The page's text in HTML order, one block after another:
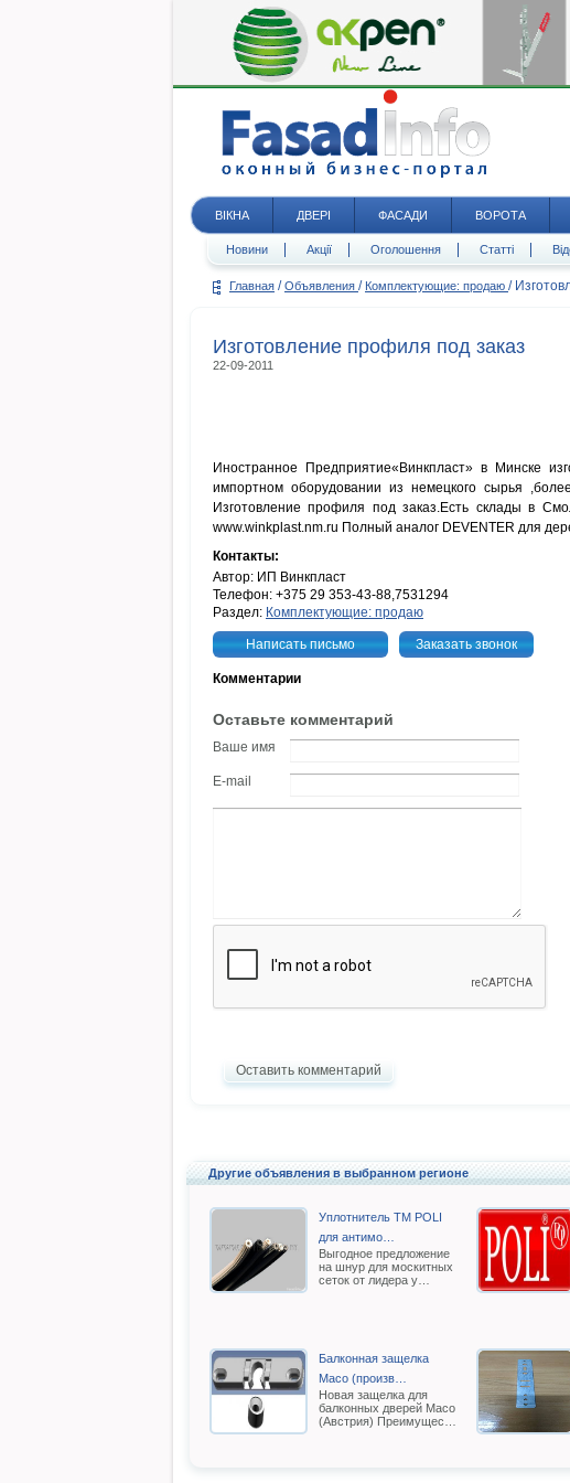
ВІКНА ДВЕРІ ФАСАДИ ВОРОТА
Новини Акції Оголошення Статті
Главная / Объявления / Комплектующие: продаю /
Изготовление профиля под заказ
22-09-2011
Иностранное Предприятие«Винкпласт» в Минске
импортном оборудовании из немецкого сырья
Изготовление профиля под заказ.Есть склады в
www.winkplast.nm.ru Полный аналог DEVENTER для
Контакты:
Автор: ИП Винкпласт
Телефон: +375 29 353-43-88,7531294
Раздел: Комплектующие: продаю
Написать письмо Заказать звонок
Комментарии
Оставьте комментарий
Ваше имя
E-mail
Оставить комментарий
Другие объявления в выбранном регионе
Уплотнитель TM POLI
для антимо…
Выгодное предложение
на шнур для москитных
сеток от лидера у…
Балконная защелка
Масо (произв…
Новая защелка для
балконных дверей Масо
(Австрия) Преимущес…